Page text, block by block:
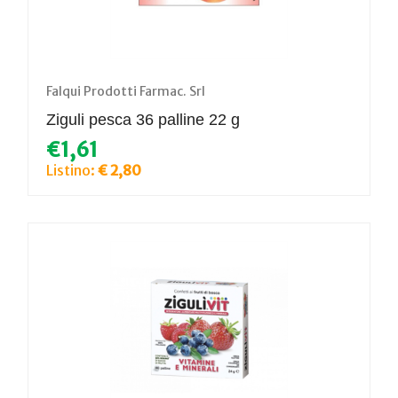
Falqui Prodotti Farmac. Srl
Ziguli pesca 36 palline 22 g
€1,61
Listino: € 2,80